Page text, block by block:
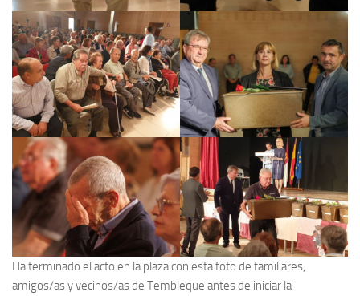
Ha terminado el acto en la plaza con esta foto de familiares,
amigos/as y vecinos/as de Tembleque antes de iniciar la